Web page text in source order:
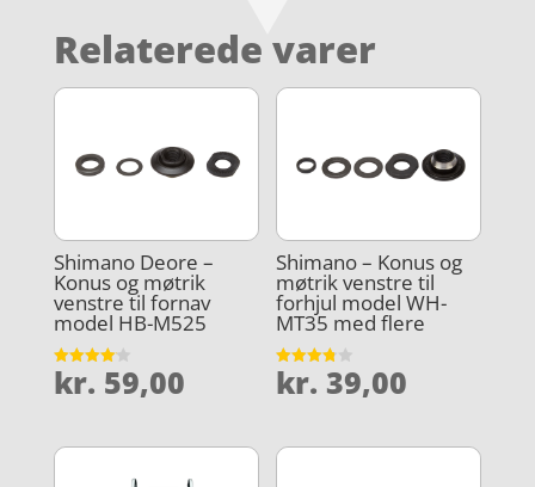
Relaterede varer
Shimano Deore –
Konus og møtrik
venstre til fornav
model HB-M525
Vurderet
4.1
kr. 59,00
Shimano – Konus og
møtrik venstre til
forhjul model WH-
MT35 med flere
Vurderet
3.8
kr. 39,00